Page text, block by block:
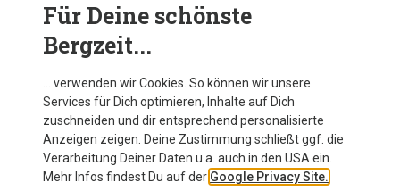
Du sparst 24%
Für Deine schönste
Bergzeit...
… verwenden wir Cookies. So können wir unsere
Services für Dich optimieren, Inhalte auf Dich
zuschneiden und dir entsprechend personalisierte
Anzeigen zeigen. Deine Zustimmung schließt ggf. die
Verarbeitung Deiner Daten u.a. auch in den USA ein.
Mehr Infos findest Du auf der Google Privacy Site.